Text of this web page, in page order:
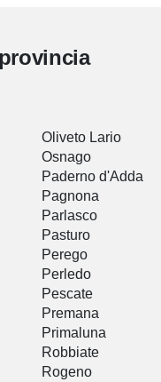
Oliveto Lario
Osnago
Paderno d'Adda
Pagnona
Parlasco
Pasturo
Perego
Perledo
Pescate
Premana
Primaluna
Robbiate
Rogeno